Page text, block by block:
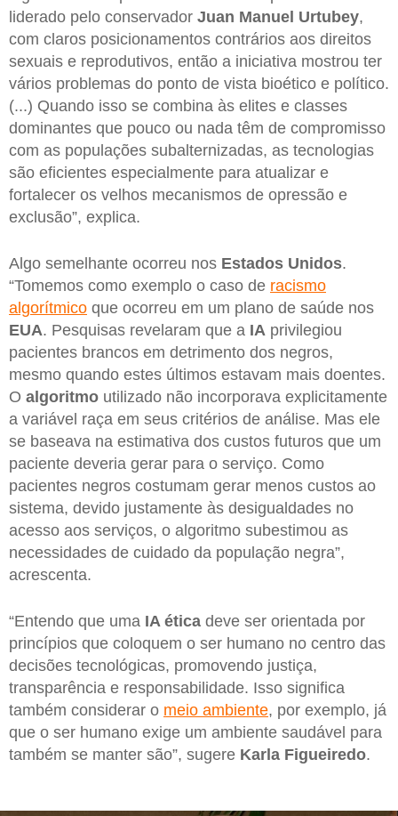
liderado pelo conservador Juan Manuel Urtubey,
com claros posicionamentos contrários aos direitos
sexuais e reprodutivos, então a iniciativa mostrou ter
vários problemas do ponto de vista bioético e político.
(...) Quando isso se combina às elites e classes
dominantes que pouco ou nada têm de compromisso
com as populações subalternizadas, as tecnologias
são eficientes especialmente para atualizar e
fortalecer os velhos mecanismos de opressão e
exclusão”, explica.
Algo semelhante ocorreu nos Estados Unidos.
“Tomemos como exemplo o caso de racismo
algorítmico que ocorreu em um plano de saúde nos
EUA. Pesquisas revelaram que a IA privilegiou
pacientes brancos em detrimento dos negros,
mesmo quando estes últimos estavam mais doentes.
O algoritmo utilizado não incorporava explicitamente
a variável raça em seus critérios de análise. Mas ele
se baseava na estimativa dos custos futuros que um
paciente deveria gerar para o serviço. Como
pacientes negros costumam gerar menos custos ao
sistema, devido justamente às desigualdades no
acesso aos serviços, o algoritmo subestimou as
necessidades de cuidado da população negra”,
acrescenta.
“Entendo que uma IA ética deve ser orientada por
princípios que coloquem o ser humano no centro das
decisões tecnológicas, promovendo justiça,
transparência e responsabilidade. Isso significa
também considerar o meio ambiente, por exemplo, já
que o ser humano exige um ambiente saudável para
também se manter são”, sugere Karla Figueiredo.